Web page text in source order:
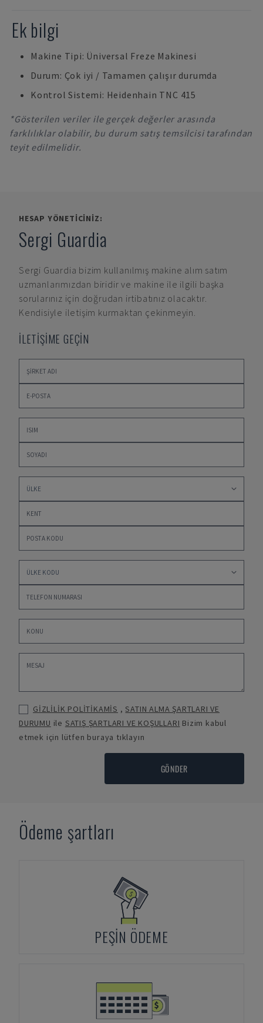
Ek bilgi
Makine Tipi: Üniversal Freze Makinesi
Durum: Çok iyi / Tamamen çalışır durumda
Kontrol Sistemi: Heidenhain TNC 415
*Gösterilen veriler ile gerçek değerler arasında
farklılıklar olabilir, bu durum satış temsilcisi tarafından
teyit edilmelidir.
HESAP YÖNETICINIZ:
Sergi Guardia
Sergi Guardia bizim kullanılmış makine alım satım
uzmanlarımızdan biridir ve makine ile ilgili başka
sorularınız için doğrudan irtibatınız olacaktır.
Kendisiyle iletişim kurmaktan çekinmeyin.
İLETİŞİME GEÇİN
GİZLİLİK POLİTİKAMİS ,SATIN ALMA ŞARTLARI VE
DURUMU ile SATIŞ ŞARTLARI VE KOŞULLARI Bizim kabul
etmek için lütfen buraya tıklayın
GÖNDER
Ödeme şartları
PEŞIN ÖDEME